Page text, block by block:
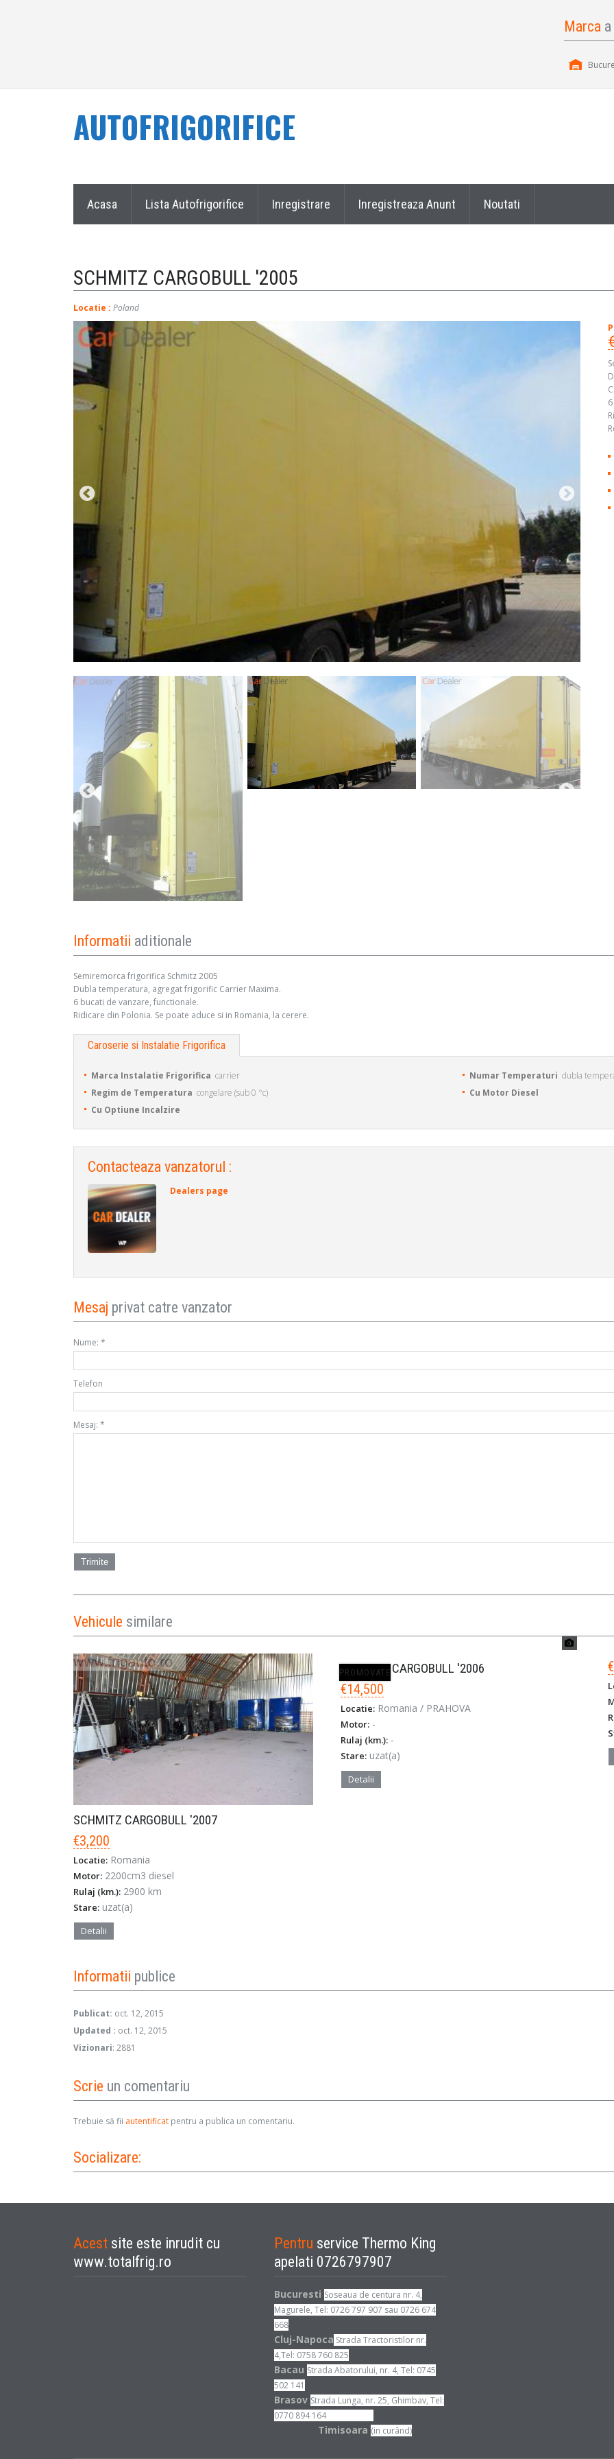
Marca
AUTOFRIGORIFICE
Acasa Lista Autofrigorifice Inregistrare Inregistreaza Anunt Noutati
SCHMITZ CARGOBULL '2005
Locatie : Poland
Informatii aditionale
Semiremorca frigorifica Schmitz 2005
Dubla temperatura, agregat frigorific Carrier Maxima.
6 bucati de vanzare, functionale.
Ridicare din Polonia. Se poate aduce si in Romania, la cerere.
Caroserie si Instalatie Frigorifica
Marca Instalatie Frigorifica carrier Numar Temperaturi dubla
Regim de Temperatura congelare (sub 0 °c)
Cu Motor Diesel
Cu Optiune Incalzire
Contacteaza vanzatorul :
Dealers page
Mesaj privat catre vanzator
Nume: *
Telefon
Mesaj: *
Trimite
Vehicule similare
SCHMITZ CARGOBULL '2007
€3,200
Locatie: Romania
Motor: 2200cm3 diesel
Rulaj (km.): 2900 km
Stare: uzat(a)
Detalii
PROMOVATE
SCHMITZ CARGOBULL '2006
€14,500
Locatie:Romania / PRAHOVA
Motor:-
Rulaj (km.):-
Stare:uzat(a)
Detalii
Informatii publice
Publicat: oct. 12, 2015
Updated : oct. 12, 2015
Vizionari: 2881
Scrie un comentariu
Trebuie să fii autentificat pentru a publica un comentariu.
Socializare:
Acest site este inrudit cu
www.totalfrig.ro
Pentru service Thermo King
apelati 0726797907
Bucuresti Soseaua de centura nr. 4,
Magurele, Tel: 0726 797 907 sau 0726 674
668
Cluj-Napoca Strada Tractoristilor nr.
4,Tel: 0758 760 825
Bacau Strada Abatorului, nr. 4, Tel: 0745
502 141
Brasov Strada Lunga, nr. 25, Ghimbav, Tel:
0770 894 164
Timisoara (in curând)